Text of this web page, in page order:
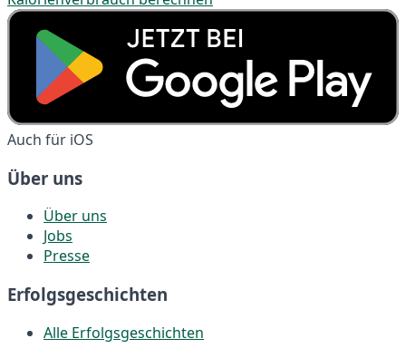
Auch für iOS
Über uns
Über uns
Jobs
Presse
Erfolgsgeschichten
Alle Erfolgsgeschichten